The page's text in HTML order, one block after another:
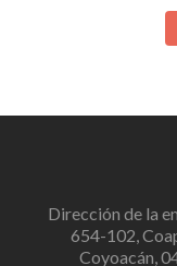
Dirección de la
654-102,
Coyoacán,